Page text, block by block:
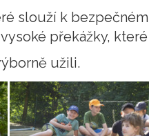
slouží k
překážky,
užili.